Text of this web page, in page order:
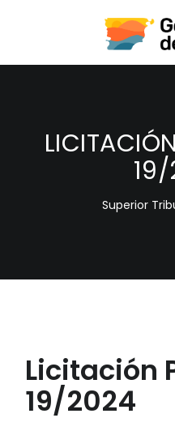
HOME
Superior
Licitación
19/2024